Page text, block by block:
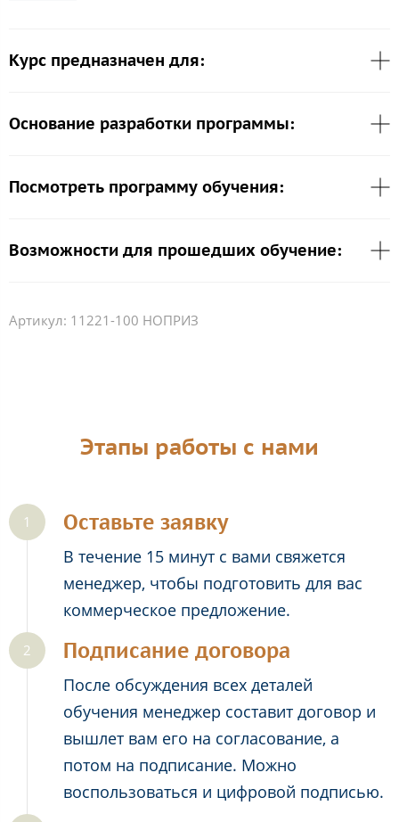
Курс предназначен для:
Основание разработки программы:
Посмотреть программу обучения:
Возможности для прошедших обучение:
Артикул: 11221-100 НОПРИЗ
Этапы работы с нами
Оставьте заявку
В течение 15 минут с вами свяжется
менеджер, чтобы подготовить для вас
коммерческое предложение.
Подписание договора
После обсуждения всех деталей
обучения менеджер составит договор и
вышлет вам его на согласование, а
потом на подписание. Можно
воспользоваться и цифровой подписью.